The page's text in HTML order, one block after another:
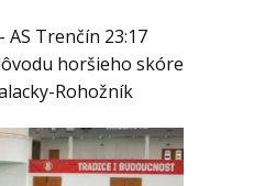
AS Trenčín 23:17
horšieho skóre
Rohožník